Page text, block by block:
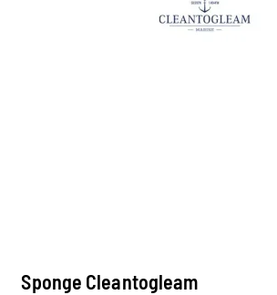
Sponge Cleantogleam